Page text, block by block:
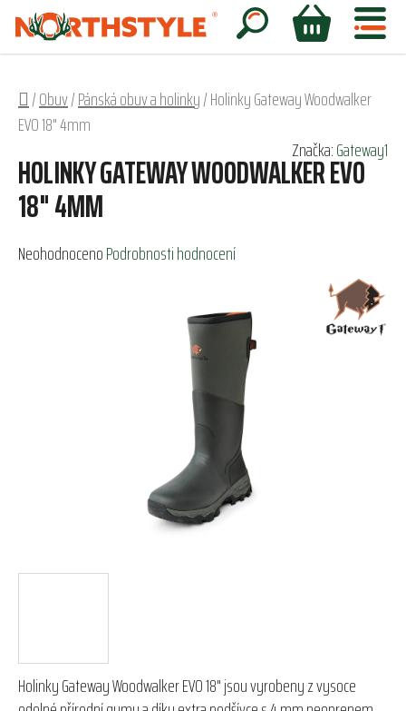
Přejít
obsah
Hledat
NÁKUPNÍ
Domů
/Obuv/Pánská obuv a holinky/Holinky Gateway Woodwalker
EVO 18" 4mm
Holinky Gateway Woodwalker EVO 18" jsou vyrobeny z vysoce
HOLINKY GATEWAY WOODWALKER EVO
18" 4MM
Průměrné
NeohodnocenoPodrobnosti hodnocení
Značka:Gateway1